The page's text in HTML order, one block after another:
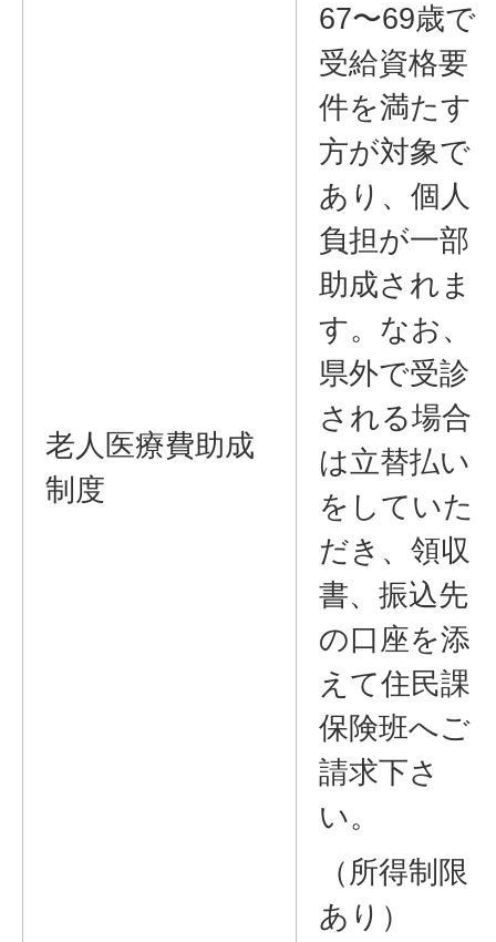
老人医療費助成
制度
67〜69歳で
受給資格要
件を満たす
方が対象で
あり、個人
負担が一部
助成されま
す。なお、
県外で受診
される場合
は立替払い
をしていた
だき、領収
書、振込先
の口座を添
えて住民課
保険班へご
請求下さ
い。
（所得制限
あり）